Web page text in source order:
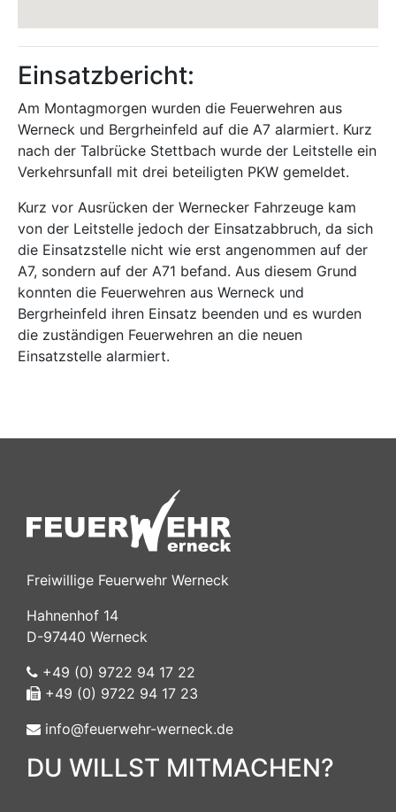
Einsatzbericht:
Am Montagmorgen wurden die Feuerwehren aus
Werneck und Bergrheinfeld auf die A7 alarmiert. Kurz
nach der Talbrücke Stettbach wurde der Leitstelle ein
Verkehrsunfall mit drei beteiligten PKW gemeldet.
Kurz vor Ausrücken der Wernecker Fahrzeuge kam
von der Leitstelle jedoch der Einsatzabbruch, da sich
die Einsatzstelle nicht wie erst angenommen auf der
A7, sondern auf der A71 befand. Aus diesem Grund
konnten die Feuerwehren aus Werneck und
Bergrheinfeld ihren Einsatz beenden und es wurden
die zuständigen Feuerwehren an die neuen
Einsatzstelle alarmiert.
Freiwillige Feuerwehr Werneck
Hahnenhof 14
D-97440 Werneck
+49 (0) 9722 94 17 22
+49 (0) 9722 94 17 23
info@feuerwehr-werneck.de
DU WILLST MITMACHEN?